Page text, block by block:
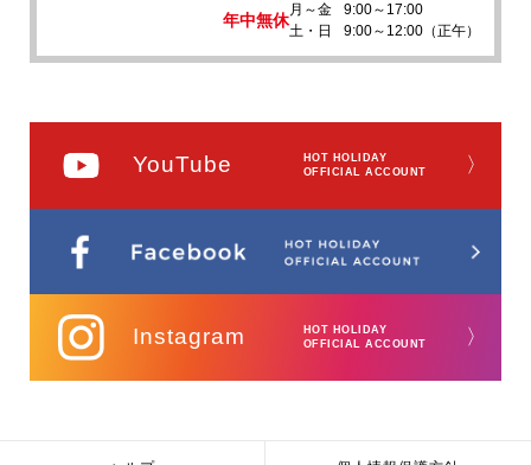
年中無休
月～金
9:00～17:00
土・日
9:00～12:00（正午）
YouTube
HOT HOLIDAY
OFFICIAL ACCOUNT
〉
Instagram
HOT HOLIDAY
OFFICIAL ACCOUNT
〉